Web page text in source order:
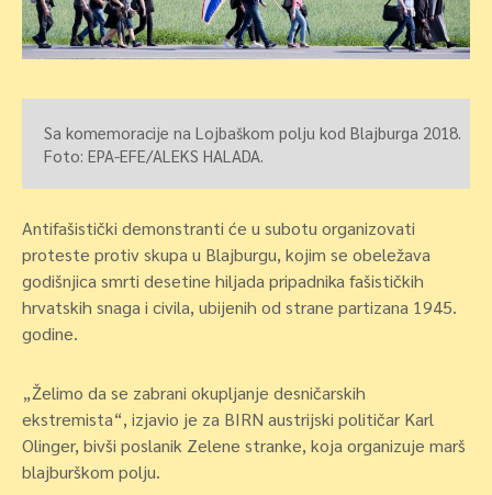
Sa komemoracije na Lojbaškom polju kod Blajburga 2018.
Foto: EPA-EFE/ALEKS HALADA.
Antifašistički demonstranti će u subotu organizovati
proteste protiv skupa u Blajburgu, kojim se obeležava
godišnjica smrti desetine hiljada pripadnika fašističkih
hrvatskih snaga i civila, ubijenih od strane partizana 1945.
godine.
„Želimo da se zabrani okupljanje desničarskih
ekstremista“, izjavio je za BIRN austrijski političar Karl
Olinger, bivši poslanik Zelene stranke, koja organizuje marš
blajburškom polju.